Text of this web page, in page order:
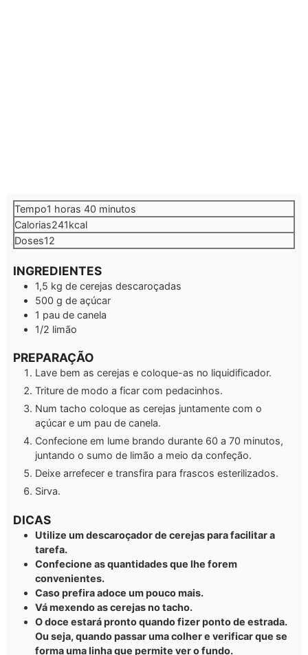
Tempo1 hora
horas 40 minutos
minutos
Calorias241kcal
Doses12
INGREDIENTES
1,5 kg de cerejas descaroçadas
500 g de açúcar
1 pau de canela
1/2 limão
PREPARAÇÃO
Lave bem as cerejas e coloque-as no liquidificador.
Triture de modo a ficar com pedacinhos.
Num tacho coloque as cerejas juntamente com o
açúcar e um pau de canela.
Confecione em lume brando durante 60 a 70 minutos,
juntando o sumo de limão a meio da confeção.
Deixe arrefecer e transfira para frascos esterilizados.
Sirva.
DICAS
Utilize um descaroçador de cerejas para facilitar a
tarefa.
Confecione as quantidades que lhe forem
convenientes.
Caso prefira adoce um pouco mais.
Vá mexendo as cerejas no tacho.
O doce estará pronto quando fizer ponto de estrada.
Ou seja, quando passar uma colher e verificar que se
forma uma linha que permite ver o fundo.